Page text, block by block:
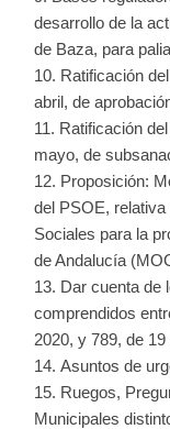
desarrollo de la
de Baza, para
Ratificación
abril, de
Ratificación
mayo, de
Proposición:
del PSOE,
Sociales para la
de Andalucía
Dar cuenta de
comprendidos
2020, y 789, de
Asuntos de
Ruegos,
Municipales